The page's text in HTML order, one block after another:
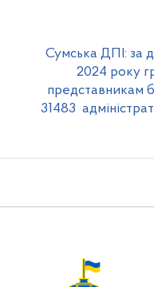
Сумська ДПІ: за
2024 року
представникам
31483